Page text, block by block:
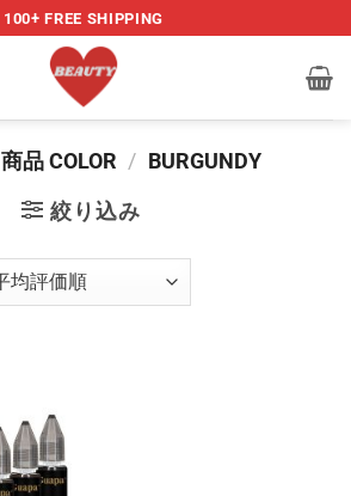
100+ FREE SHIPPING
商品 COLOR / BURGUNDY
絞り込み